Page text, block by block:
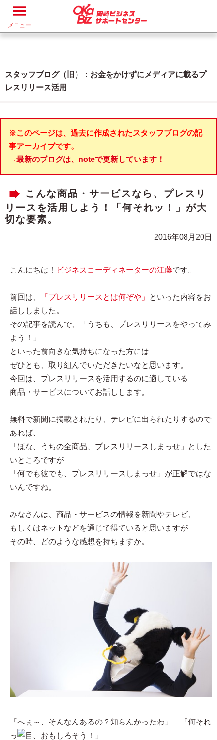
メニュー
スタッフブログ（旧）：お金をかけずにメディアに載るプ
レスリリース活用
※このページは、過去に作成されたスタッフブログの記
事アーカイブです。
→最新のブログは、noteで更新しています！
こんな商品・サービスなら、プレスリ
リースを活用しよう！「何それッ！」が大
切な要素。
2016年08月20日
こんにちは！ ビジネスコーディネーターの江藤です。
前回は、 「プレスリリースとは何ぞや」
といった内容をお
話ししました。
その記事を読んで、「うちも、プレスリリースをやってみ
よう！」
といった前向きな気持ちになった方には
ぜひとも、取り組んでいただきたいなと思います。
今回は、プレスリリースを活用するのに適している
商品・サービスについてお話しします。
無料で新聞に掲載されたり、テレビに出られたりするので
あれば、
「ほな、うちの全商品、プレスリリースしまっせ」とした
いところですが
「何でも彼でも、プレスリリースしまっせ」が正解ではな
いんですね。
みなさんは、商品・サービスの情報を新聞やテレビ、
もしくはネットなどを通じて得ていると思いますが
その時、どのような感想を持ちますか。
「へぇ～、そんなんあるの？知らんかったわ」 「何それ
っ
、おもしろそう！」